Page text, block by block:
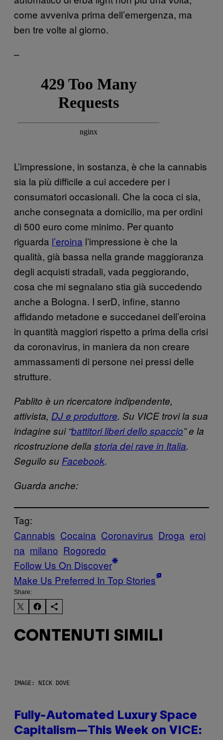
come avveniva prima dell’emergenza, ma
ben tre volte al giorno.
–
L’impressione, in sostanza, è che la cannabis
sia la più difficile a cui accedere per i
consumatori occasionali. Che la coca ci sia,
anche consegnata a domicilio, ma per ordini
di 500 euro come minimo. Per quanto
riguarda l’eroina l’impressione è che la
qualità, già bassa nella grande maggioranza
degli acquisti stradali, vada peggiorando,
cosa che mi segnalano stia già succedendo
anche a Bologna. I serD, infine, stanno
affidando metadone e succedanei dell’eroina
in quantità maggiori rispetto a prima della crisi
da coronavirus, in maniera da non creare
ammassamenti di persone nei pressi delle
strutture.
Pablito è un ricercatore indipendente,
attivista, DJ e produttore. Su VICE trovi la sua
indagine sui “battitori liberi dello spaccio” e la
ricostruzione della storia dei rave in Italia.
Seguilo su Facebook.
Guarda anche:
Tag:
Cannabis Cocaina Coronavirus Droga eroi
na milano Rogoredo
Follow Us On Discover
Make Us Preferred In Top Stories
Share:
CONTENUTI SIMILI
IMAGE: NICK DOVE
Fully-Automated Luxury Space
Capitalism—This Week on VICE: